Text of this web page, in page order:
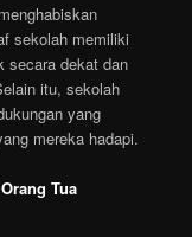
sekolah memiliki
secara dekat dan
itu, sekolah
yang
mereka hadapi.
Tua